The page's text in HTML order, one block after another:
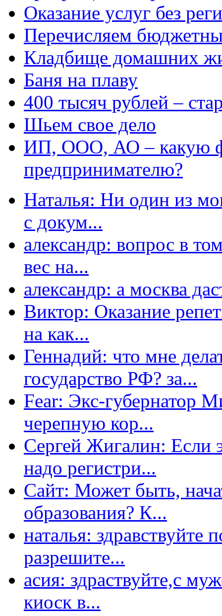
Оказание услуг без
Перечисляем
Кладбище домашних
Баня на плаву
400 тысяч рублей –
Шьем свое дело
ИП, ООО, АО – какую
предпринимателю?
Наталья: Ни один из
с докум...
александр: вопрос в
вес на...
александр: а москва
Виктор: Оказание
на как...
Геннадий: что мне
государство РФ? за...
Fear: Экс-губернатор
черепную кор...
Сергей Жигалин: Если
надо регистри...
Сайт: Может быть,
образования? К...
наталья: здравствуйте
разрешите...
асия: здраствуйте,с
киоск в...